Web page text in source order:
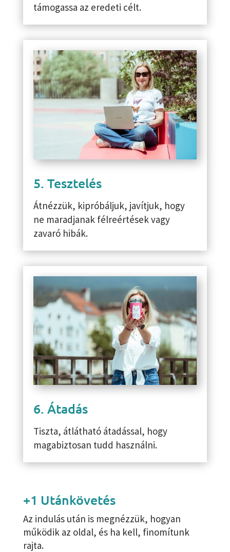
támogassa az eredeti célt.
5. Tesztelés
Átnézzük, kipróbáljuk, javítjuk, hogy
ne maradjanak félreértések vagy
zavaró hibák.
6. Átadás
Tiszta, átlátható átadással, hogy
magabiztosan tudd használni.
+1 Utánkövetés
Az indulás után is megnézzük, hogyan
működik az oldal, és ha kell, finomítunk
rajta.